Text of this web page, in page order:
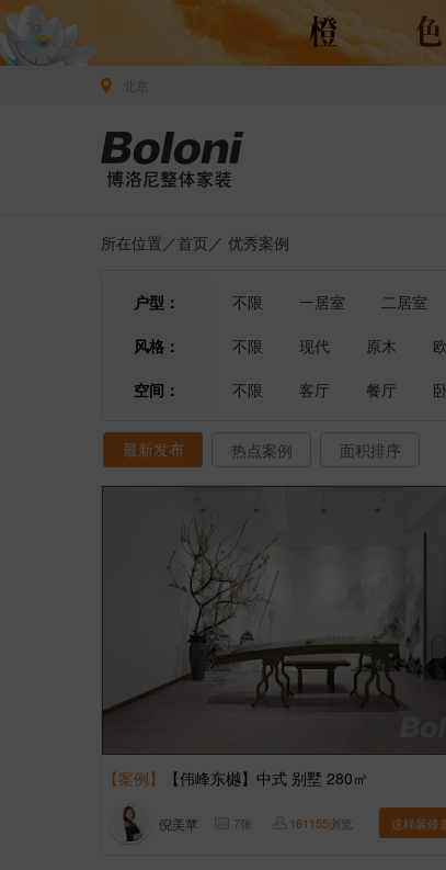
所在位置／首页 ／ 优秀案例
户型： 不限 一居室 二居室
风格：
不限 现代 原木
空间：
不限 客厅 餐厅
最新发布 热点案例 面积排序
【案例】 【伟峰东樾】中式 别墅 280㎡
倪美苹 7张 161155浏览 这样装修